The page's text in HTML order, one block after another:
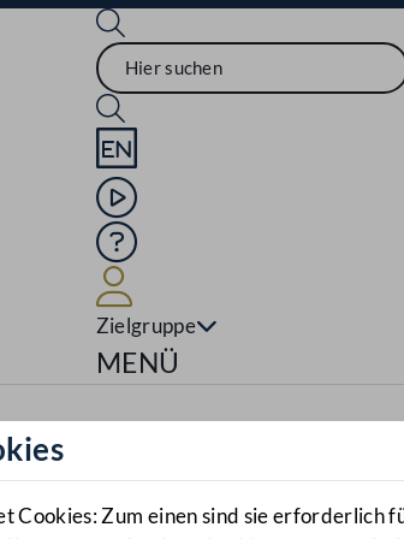
Sprache English
Mediathek
Hilfe
Zielgruppe
Navigationsmenü öffnen
MENÜ
Cookies: Zum einen sind sie erforderlich